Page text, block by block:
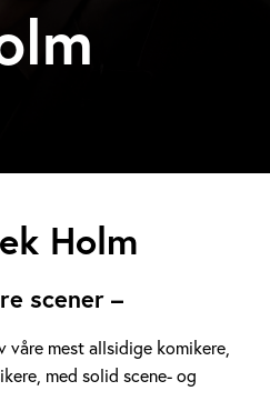
Holm
scener –
våre mest allsidige komikere,
med solid scene- og